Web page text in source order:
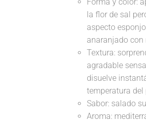
la flor de sal
aspecto
anaranjado con
Textura:
agradable
disuelve
temperatura del
Sabor: salado
Aroma: